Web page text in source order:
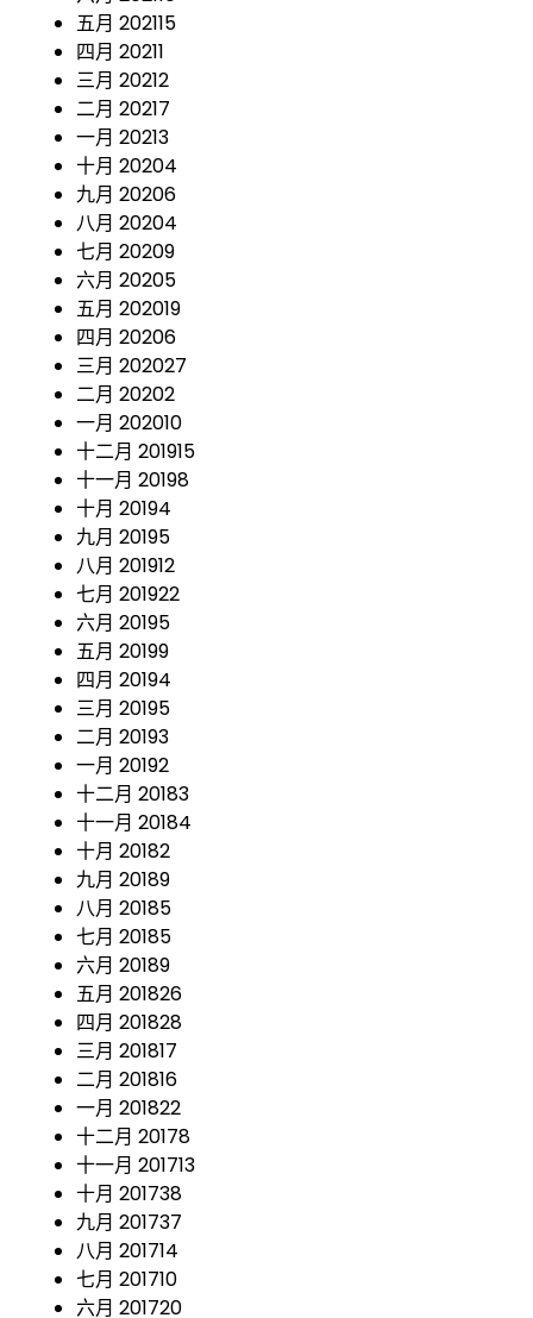
五月 202115
四月 20211
三月 20212
二月 20217
一月 20213
十月 20204
九月 20206
八月 20204
七月 20209
六月 20205
五月 202019
四月 20206
三月 202027
二月 20202
一月 202010
十二月 201915
十一月 20198
十月 20194
九月 20195
八月 201912
七月 201922
六月 20195
五月 20199
四月 20194
三月 20195
二月 20193
一月 20192
十二月 20183
十一月 20184
十月 20182
九月 20189
八月 20185
七月 20185
六月 20189
五月 201826
四月 201828
三月 201817
二月 201816
一月 201822
十二月 20178
十一月 201713
十月 201738
九月 201737
八月 201714
七月 201710
六月 201720